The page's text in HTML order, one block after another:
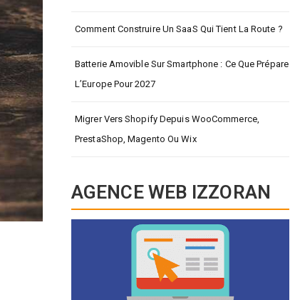
Comment Construire Un SaaS Qui Tient La Route ?
Batterie Amovible Sur Smartphone : Ce Que Prépare
L’Europe Pour 2027
Migrer Vers Shopify Depuis WooCommerce,
PrestaShop, Magento Ou Wix
AGENCE WEB IZZORAN